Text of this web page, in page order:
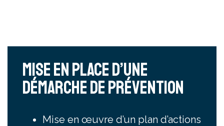
Mise en place d’une
démarche de prévention
Mise en œuvre d’un plan d’actions